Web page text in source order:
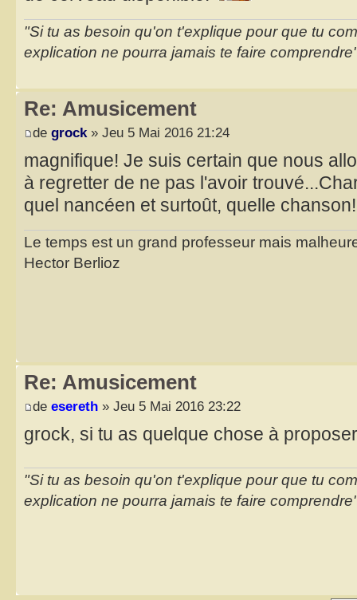
"Si tu as besoin qu'on t'explique pour que tu
explication ne pourra jamais te faire
Re: Amusicement
de grock » Jeu 5 Mai 2016 21:24
magnifique! Je suis certain que nous
à regretter de ne pas l'avoir
quel nancéen et surtoût, quelle
Le temps est un grand professeur mais
Hector Berlioz
Re: Amusicement
de esereth » Jeu 5 Mai 2016 23:22
grock, si tu as quelque chose à
"Si tu as besoin qu'on t'explique pour que tu
explication ne pourra jamais te faire